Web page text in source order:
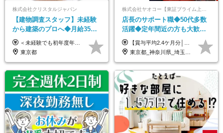
株式会社クリスタルジャパン
【建物調査スタッフ】未経験
から建築のプロへ◆月給35万
円～＋賞与年2回◆官公庁・
UR直取引◆残業月10h
＜未経験でも初年度年収490万円～＞ ◆月給35万円～65万円＋賞与年2回（7月・12月） 【なぜ未経験に35万円を払えるのか】 UR都市機構様・日本郵政様・官公庁との直取引で中間マージンがなく、修繕・緊急対応だけで年4,000～5,000件。仕事が途切れない基盤があるため、調査を担う人材に相応の給与を支払えます。 【昇給について】 年齢や社歴ではなく、成長と貢献に応じて昇給する仕組みです。1回の昇給で年収100万円UPした社員もいます。 ※経験・スキルに応じて加給・優遇いたします ※試用期間3ヶ月（その間の給与・待遇に差異はありません） ※上記月給には、固定残業代（月45時間分／8.8万円～16.5万円）を含みます。超過分は別途全額支給します ※実際の残業は月平均10時間程度です。固定残業代は残業の有無にかかわらず全額支給します 【固定残業代について】 固定残業45時間分（88,000円～165,000円）を含む ※超過分は別途全額支給
東京都
店長のサポート職◆50代多数
活躍◆定年間近の方も大歓
迎！◆出勤はお昼から◆平均
賞与2.4ヶ月分◆残業少なめ
【賞与平均2.4ケ月分│決算賞与も20年以上連続で支給中！】 ＜月収例＞ 月収29万円（地域限定正社員／残業代・各種手当含む） 月収26万円（契約社員／残業代・各種手当含む） ◆月給：月給258,400円～361,500円＋残業代＋各種手当 ※給与は前職での経験、スキルを考慮し、決定します ※残業代は全額支給します ※契約社員としてご入社いただく方は、賞与額に差異あり。詳細は面接でお話しします ※試用期間3ヶ月あり。条件に変更はありません ※契約社員の場合：契約期間12カ月（更新あり） ※60歳未満でご入社いただいた方も、60歳になったタイミングで雇用形態は契約社員に切り替えとなります。
東京都_神奈川県_埼玉県_千葉県_茨城県_栃木県_群馬県